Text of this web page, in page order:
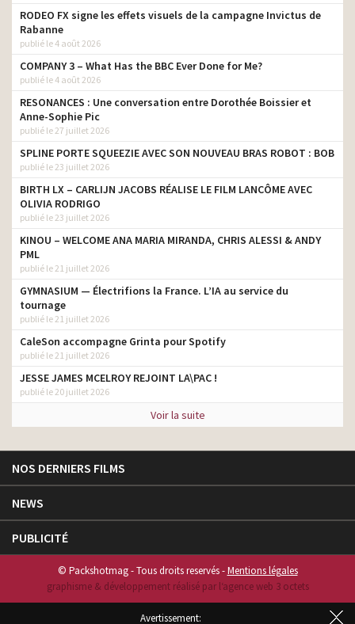
RODEO FX signe les effets visuels de la campagne Invictus de
Rabanne
publié le 4 août 2026
COMPANY 3 – What Has the BBC Ever Done for Me?
publié le 4 août 2026
RESONANCES : Une conversation entre Dorothée Boissier et
Anne-Sophie Pic
publié le 27 juillet 2026
SPLINE PORTE SQUEEZIE AVEC SON NOUVEAU BRAS ROBOT : BOB
publié le 23 juillet 2026
BIRTH LX – CARLIJN JACOBS RÉALISE LE FILM LANCÔME AVEC
OLIVIA RODRIGO
publié le 23 juillet 2026
KINOU – WELCOME ANA MARIA MIRANDA, CHRIS ALESSI & ANDY
PML
publié le 21 juillet 2026
GYMNASIUM — Électrifions la France. L’IA au service du
tournage
publié le 21 juillet 2026
CaleSon accompagne Grinta pour Spotify
publié le 21 juillet 2026
JESSE JAMES MCELROY REJOINT LA\PAC !
publié le 20 juillet 2026
Voir la suite
NOS DERNIERS FILMS
NEWS
PUBLICITÉ
© Packshotmag - Tous droits reservés -Mentions légales
graphisme & développement réalisé par l‘agence web 3 octets
Avertissement: